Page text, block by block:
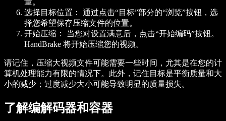
选择目标位置：
通过点击“目标”部分的“浏览”按钮，选
择您希望保存压缩文件的位置。
开始压缩：
当您对设置满意后，点击“开始编码”按钮。
HandBrake 将开始压缩您的视频。
请记住，压缩大视频文件可能需要一些时间，尤其是在您的计
算机处理能力有限的情况下。此外，记住目标是平衡质量和大
小的减少；过度减少大小可能导致明显的质量损失。
了解编解码器和容器